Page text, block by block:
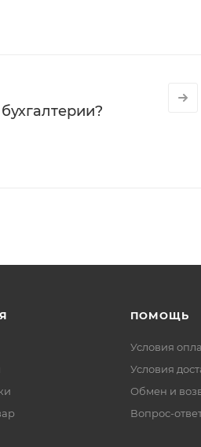
ПОМОЩЬ
Условия
Условия
Обмен и
Вопрос-